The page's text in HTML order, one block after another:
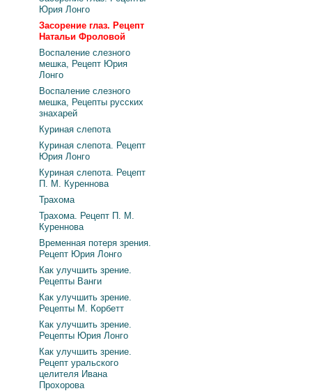
Юрия Лонго
Засорение глаз. Рецепт
Натальи Фроловой
Воспаление слезного
мешка, Рецепт Юрия
Лонго
Воспаление слезного
мешка, Рецепты русских
знахарей
Куриная слепота
Куриная слепота. Рецепт
Юрия Лонго
Куриная слепота. Рецепт
П. М. Куреннова
Трахома
Трахома. Рецепт П. М.
Куреннова
Временная потеря зрения.
Рецепт Юрия Лонго
Как улучшить зрение.
Рецепты Ванги
Как улучшить зрение.
Рецепты М. Корбетт
Как улучшить зрение.
Рецепты Юрия Лонго
Как улучшить зрение.
Рецепт уральского
целителя Ивана
Прохорова